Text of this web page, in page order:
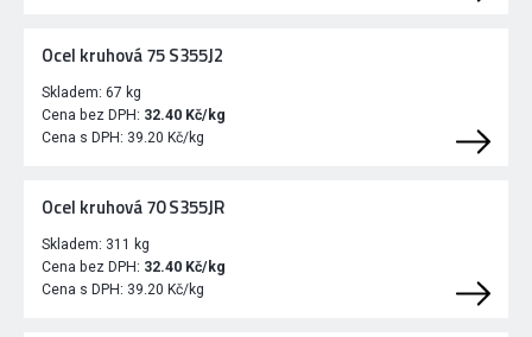
Ocel kruhová 75 S355J2
Skladem: 67 kg
Cena bez DPH: 32.40 Kč/kg
Cena s DPH: 39.20 Kč/kg
Ocel kruhová 70 S355JR
Skladem: 311 kg
Cena bez DPH: 32.40 Kč/kg
Cena s DPH: 39.20 Kč/kg